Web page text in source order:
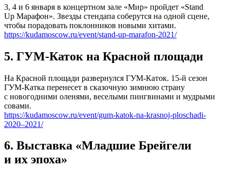
3, 4 и 6 января в концертном зале «Мир» пройдет «Stand
Up Марафон». Звезды стендапа соберутся на одной сцене,
чтобы порадовать поклонников новыми хитами.
https://kudamoscow.ru/event/stand-up-marafon-2021/
5. ГУМ-Каток на Красной площади
На Красной площади развернулся ГУМ-Каток. 15-й сезон
ГУМ-Катка перенесет в сказочную зимнюю страну
с новогодними оленями, веселыми пингвинами и мудрыми
совами.
https://kudamoscow.ru/event/gum-katok-na-krasnoj-ploschadi-
2020–2021/
6. Выставка «Младшие Брейгели
и их эпоха»